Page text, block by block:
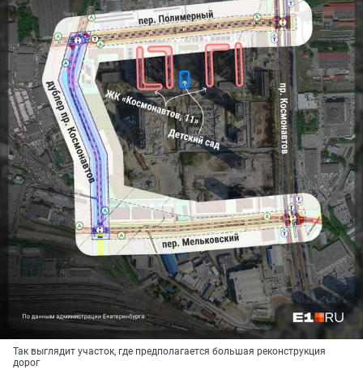
Так выглядит участок, где предполагается большая реконструкция
дорог